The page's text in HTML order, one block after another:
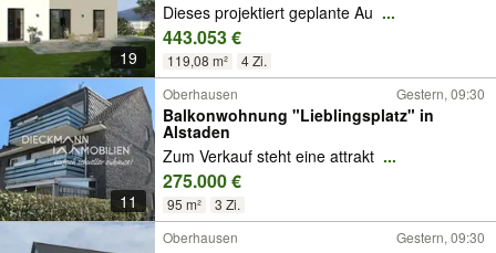
19
Dieses projektiert geplante Au ...
443.053 €
119,08 m² 4 Zi.
11
Oberhausen Gestern, 09:30
Balkonwohnung "Lieblingsplatz" in
Alstaden
Zum Verkauf steht eine attrakt ...
275.000 €
95 m²
3 Zi.
Oberhausen
Gestern, 09:30